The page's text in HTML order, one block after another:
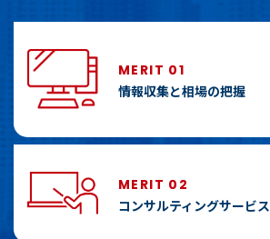
MERIT 01
情報収集と相場の把握
MERIT 02
コンサルティングサービス